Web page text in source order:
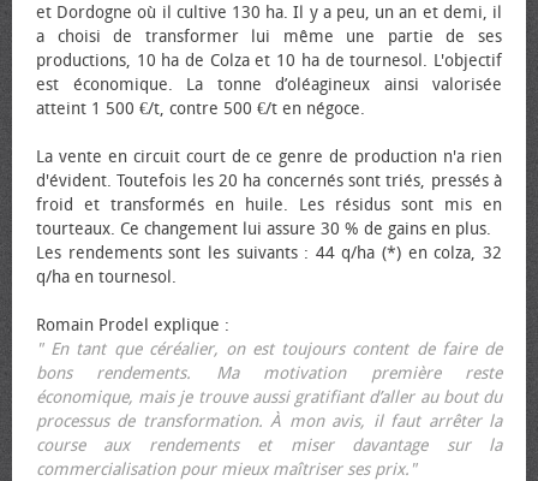
et Dordogne où il cultive 130 ha. Il y a peu, un an et demi, il
a choisi de transformer lui même une partie de ses
productions, 10 ha de Colza et 10 ha de tournesol. L'objectif
est économique. La tonne d’oléagineux ainsi valorisée
atteint 1 500 €/t, contre 500 €/t en négoce.
La vente en circuit court de ce genre de production n'a rien
d'évident. Toutefois les 20 ha concernés sont triés, pressés à
froid et transformés en huile. Les résidus sont mis en
tourteaux. Ce changement lui assure 30 % de gains en plus.
Les rendements sont les suivants : 44 q/ha (*) en colza, 32
q/ha en tournesol.
Romain Prodel explique :
" En tant que céréalier, on est toujours content de faire de
bons rendements. Ma motivation première reste
économique, mais je trouve aussi gratifiant d’aller au bout du
processus de transformation. À mon avis, il faut arrêter la
course aux rendements et miser davantage sur la
commercialisation pour mieux maîtriser ses prix."